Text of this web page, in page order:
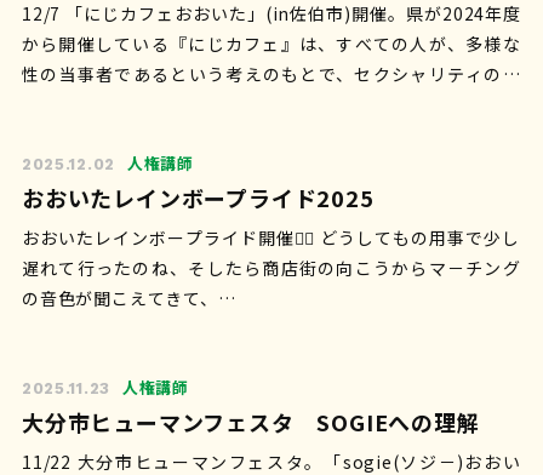
12/7 「にじカフェおおいた」(in佐伯市)開催。県が2024年度
から開催している『にじカフェ』は、すべての人が、多様な
性の当事者であるという考えのもとで、セクシャリティの悩
2025.12.02 人権講師
おおいたレインボープライド2025
おおいたレインボープライド開催🏳️‍🌈 どうしてもの用事で少し
遅れて行ったのね、そしたら商店街の向こうからマ－チング
の音色が聞こえてきて、…
2025.11.23 人権講師
大分市ヒューマンフェスタ SOGIEへの理解
11/22 大分市ヒューマンフェスタ。「sogie(ソジ－)おおい